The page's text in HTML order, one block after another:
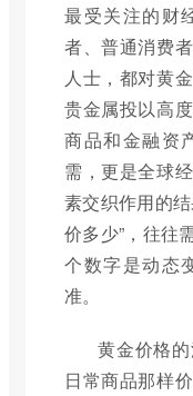
最受关注的财
者、普通消费
人士，都对黄
贵金属投以高
商品和金融资
需，更是全球
素交织作用的
价多少”，往往
个数字是动态
准。
黄金价格
日常商品那样